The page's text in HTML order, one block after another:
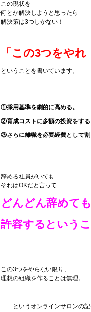
この現状を
何とか解決しようと思ったら
解決策は3つしかない！
「この3つをやれ
ということを書いています。
①採用基準を劇的に高める。
②育成コストに多額の投資をする
③さらに離職を必要経費として割
辞める社員がいても
それはOKだと言って
どんどん辞めて
許容するという
この3つをやらない限り、
理想の組織を作ることは無理。
……というオンラインサロンの記